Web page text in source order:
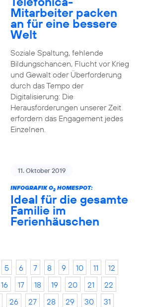
Mitarbeiter packen
an für eine bessere
Welt
Soziale Spaltung, fehlende
Bildungschancen, Flucht vor Krieg
und Gewalt oder Überforderung
durch das Tempo der
Digitalisierung: Die
Herausforderungen unserer Zeit
erfordern das Engagement jedes
Einzelnen.
11. Oktober 2019
INFOGRAFIK O2HOMESPOT:
Ideal für die gesamte
Familie im
Ferienhäuschen
5 6 7 8 9 10 11
12
16 17 18 19 20 21
22
26 27 28 29 30
31